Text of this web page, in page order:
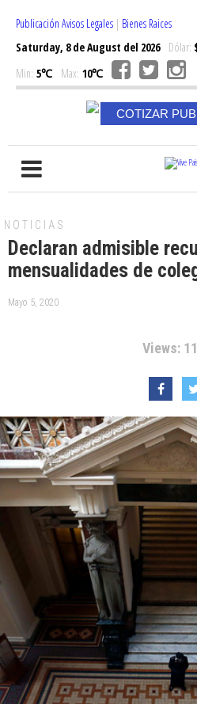
Publicación Avisos Legales | Bienes Raices
Saturday, 8 de August del 2026Dólar:
Min: 5℃ Max: 10℃
COTIZAR
NOTICIAS
Declaran admisible
mensualidades de
Mayo 5, 2020
Views: